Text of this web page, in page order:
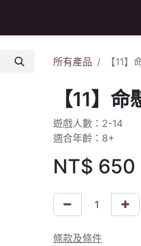
所有產品 【11
【11】
遊戲人數：2-14
適合年齡：8+
NT$ 650
條款及條件